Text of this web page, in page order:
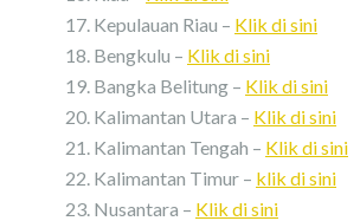
Kepulauan Riau – Klik di sini
Bengkulu – Klik di sini
Bangka Belitung – Klik di sini
Kalimantan Utara – Klik di sini
Kalimantan Tengah – Klik di sini
Kalimantan Timur – klik di sini
Nusantara – Klik di sini